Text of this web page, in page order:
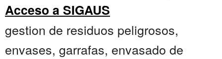
Acceso a SIGAUS
gestion de residuos peligrosos,
envases, garrafas, envasado de